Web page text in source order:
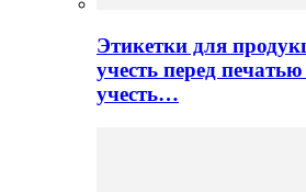
Этикетки для
учесть перед
учесть…